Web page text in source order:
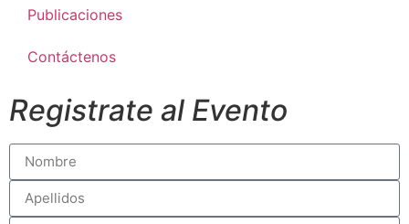
Publicaciones
Contáctenos
Registrate al Evento